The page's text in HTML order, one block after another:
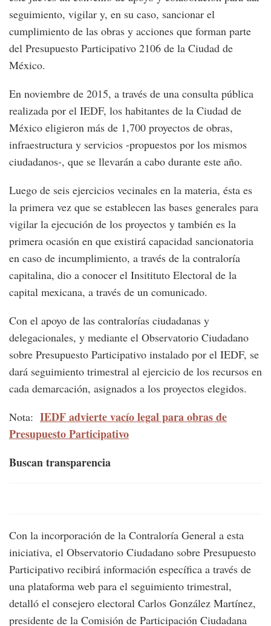
seguimiento, vigilar y, en su caso, sancionar el
cumplimiento de las obras y acciones que forman parte
del Presupuesto Participativo 2106 de la Ciudad de
México.
En noviembre de 2015, a través de una consulta pública
realizada por el IEDF, los habitantes de la Ciudad de
México eligieron más de 1,700 proyectos de obras,
infraestructura y servicios -propuestos por los mismos
ciudadanos-, que se llevarán a cabo durante este año.
Luego de seis ejercicios vecinales en la materia, ésta es
la primera vez que se establecen las bases generales para
vigilar la ejecución de los proyectos y también es la
primera ocasión en que existirá capacidad sancionatoria
en caso de incumplimiento, a través de la contraloría
capitalina, dio a conocer el Insitituto Electoral de la
capital mexicana, a través de un comunicado.
Con el apoyo de las contralorías ciudadanas y
delegacionales, y mediante el Observatorio Ciudadano
sobre Presupuesto Participativo instalado por el IEDF, se
dará seguimiento trimestral al ejercicio de los recursos en
cada demarcación, asignados a los proyectos elegidos.
Nota: IEDF advierte vacío legal para obras de
Presupuesto Participativo
Buscan transparencia
Con la incorporación de la Contraloría General a esta
iniciativa, el Observatorio Ciudadano sobre Presupuesto
Participativo recibirá información específica a través de
una plataforma web para el seguimiento trimestral,
detalló el consejero electoral Carlos González Martínez,
presidente de la Comisión de Participación Ciudadana